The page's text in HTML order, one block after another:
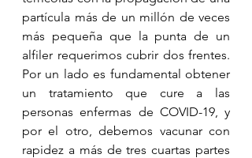
partícula más de un millón de veces
más pequeña que la punta de un
alfiler requerimos cubrir dos frentes.
Por un lado es fundamental obtener
un tratamiento que cure a las
personas enfermas de COVID-19, y
por el otro, debemos vacunar con
rapidez a más de tres cuartas partes